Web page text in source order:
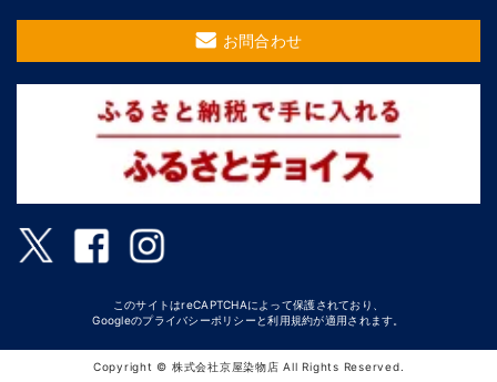
お問合わせ
このサイトはreCAPTCHAによって保護されており、
Googleのプライバシーポリシー と利用規約が適用されます。
Copyright © 株式会社京屋染物店 All Rights Reserved.